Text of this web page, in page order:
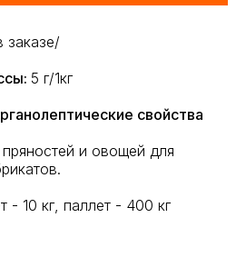
заказе/
5 г/1кг
свойства
и овощей для
- 10 кг, паллет - 400 кг